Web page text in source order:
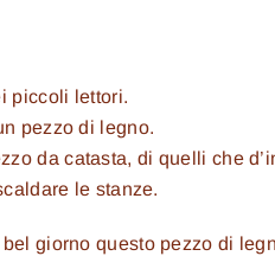
piccoli lettori.
pezzo di legno.
da catasta, di quelli che
le stanze.
giorno questo pezzo di